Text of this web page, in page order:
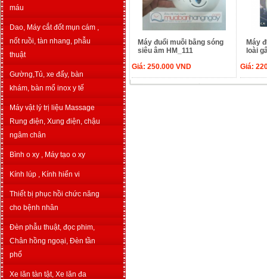
máu
Dao, Máy cắt đốt mụn cám ,
nốt ruồi, tàn nhang, phẫu
thuật
Gường,Tủ, xe đẩy, bàn
khám, bàn mổ inox y tế
Máy vật lý trị liệu Massage
Rung điện, Xung điện, chậu
ngâm chân
Bình o xy , Máy tạo o xy
Kính lúp , Kính hiển vi
Thiết bị phục hồi chức năng
cho bệnh nhân
Đèn phẫu thuật, đọc phim,
Chân hồng ngoại, Đèn tần
phổ
Xe lăn tàn tật, Xe lăn đa
Máy đuổi muỗi bằng sóng
siêu âm HM_111
Giá: 250.000 VND
Máy
loài
Giá: